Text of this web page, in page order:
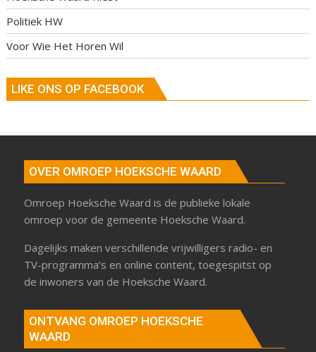
Politiek HW
Voor Wie Het Horen Wil
LIKE ONS OP FACEBOOK
OVER OMROEP HOEKSCHE WAARD
Omroep Hoeksche Waard is de publieke lokale
omroep voor de gemeente Hoeksche Waard.
Dagelijks maken verschillende vrijwilligers radio- en
TV-programma’s en online content, toegespitst op
de inwoners van de Hoeksche Waard.
ONTVANG OMROEP HOEKSCHE
WAARD